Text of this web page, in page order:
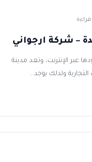
– شركة ارجواني
عبر الإنترنت، وتعد مدينة
ولذلك يوجد...